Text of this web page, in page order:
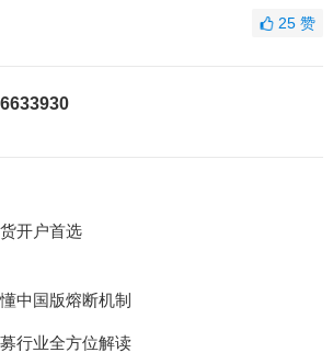
25赞
开户首选
中国版熔断机制
行业全方位解读